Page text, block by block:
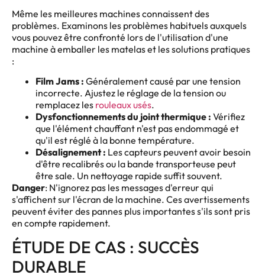
Même les meilleures machines connaissent des
problèmes. Examinons les problèmes habituels auxquels
vous pouvez être confronté lors de l'utilisation d'une
machine à emballer les matelas et les solutions pratiques
:
Film Jams : Généralement causé par une tension
incorrecte. Ajustez le réglage de la tension ou
remplacez les rouleaux usés.
Dysfonctionnements du joint thermique : Vérifiez
que l'élément chauffant n'est pas endommagé et
qu'il est réglé à la bonne température.
Désalignement : Les capteurs peuvent avoir besoin
d'être recalibrés ou la bande transporteuse peut
être sale. Un nettoyage rapide suffit souvent.
Danger: N'ignorez pas les messages d'erreur qui
s'affichent sur l'écran de la machine. Ces avertissements
peuvent éviter des pannes plus importantes s'ils sont pris
en compte rapidement.
ÉTUDE DE CAS : SUCCÈS
DURABLE